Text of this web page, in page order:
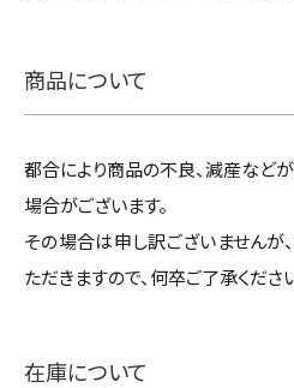
商品について
都合により商品の不良、減産など
場合がございます。
その場合は申し訳ございませんが
ただきますので、何卒ご了承くださ
在庫について